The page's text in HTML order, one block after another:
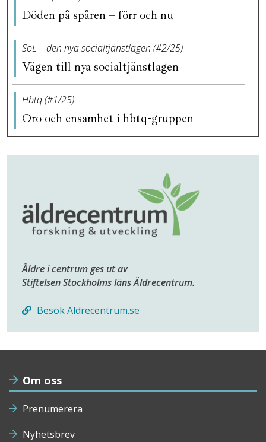
Döden på spåren – förr och nu
SoL – den nya socialtjänstlagen (#2/25)
Vägen till nya socialtjänstlagen
Hbtq (#1/25)
Oro och ensamhet i hbtq-gruppen
Äldre i centrum ges ut av
Stiftelsen Stockholms läns Äldrecentrum.
Besök Aldrecentrum.se
Om oss
Prenumerera
Nyhetsbrev